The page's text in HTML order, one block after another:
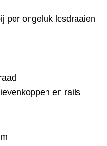
per ongeluk losdraaien
en rails